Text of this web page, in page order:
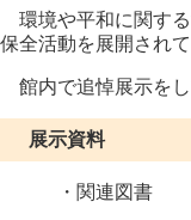
環境や平和に関す
保全活動を展開されて
館内で追悼展示をし
展示資料
・関連図書